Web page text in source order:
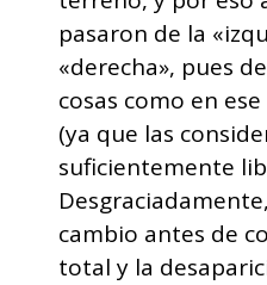
pasaron de la
«derecha», pues
cosas como en
(ya que las
suficientemente
cambio antes de
total y la